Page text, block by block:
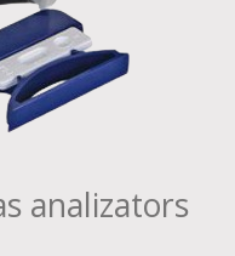
analizators